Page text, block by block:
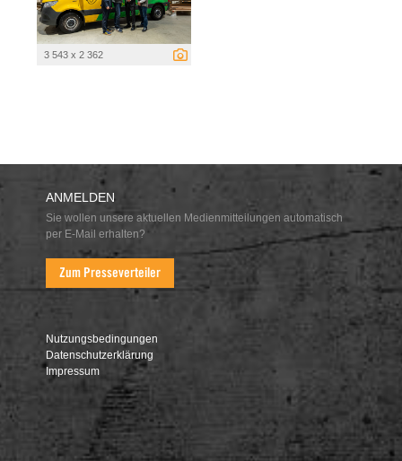
3 543 x 2 362
ANMELDEN
Sie wollen unsere aktuellen Medienmitteilungen automatisch
per E-Mail erhalten?
Zum Presseverteiler
Nutzungsbedingungen
Datenschutzerklärung
Impressum